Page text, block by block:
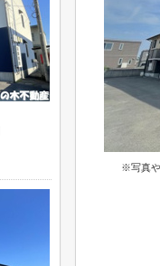
※写真や